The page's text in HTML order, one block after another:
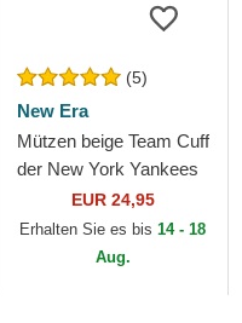
(5)
New Era
Mützen beige Team Cuff
der New York Yankees
MLB von New Era
EUR 24,95
Erhalten Sie es bis14 - 18
Aug.